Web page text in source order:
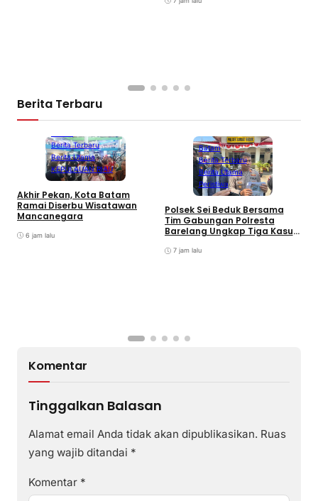
Berita Terbaru
Berita Terbaru
Berita Utama
KEPULAUAN RIAU
Akhir Pekan, Kota Batam
Ramai Diserbu Wisatawan
Mancanegara
6 jam lalu
Batam
Berita Terbaru
Berita Utama
Peristiwa
Polsek Sei Beduk Bersama
Tim Gabungan Polresta
Barelang Ungkap Tiga Kasus
7 jam lalu
Komentar
Tinggalkan Balasan
Alamat email Anda tidak akan dipublikasikan. Ruas
yang wajib ditandai *
Komentar *